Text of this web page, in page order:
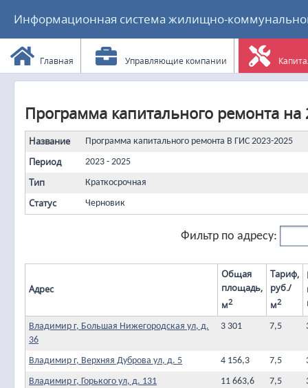
Информационная система жилищно-
Главная Управляющие компании
Программа капитального ремонта на
Название Программа капитального ремонта В ГИС 2023-2025
Период 2023 - 2025
Тип Краткосрочная
Статус Черновик
Фильтр по адресу:
Адрес
Общая
площадь,
м2
Тариф,
руб./
м2
Владимир г, Большая Нижегородская ул, д.
36
3 301 7,5
Владимир г, Верхняя Дуброва ул, д. 5 4 156,3 7,5
Владимир г, Горького ул, д. 131
11 663,6 7,5